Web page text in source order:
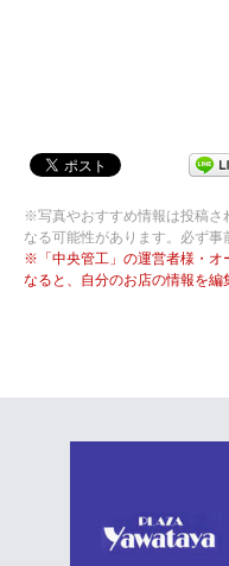
※写真やおすすめ情報は投稿さ
なる可能性があります。必ず事
※「中央管工」の運営者様・オ
なると、自分のお店の情報を編